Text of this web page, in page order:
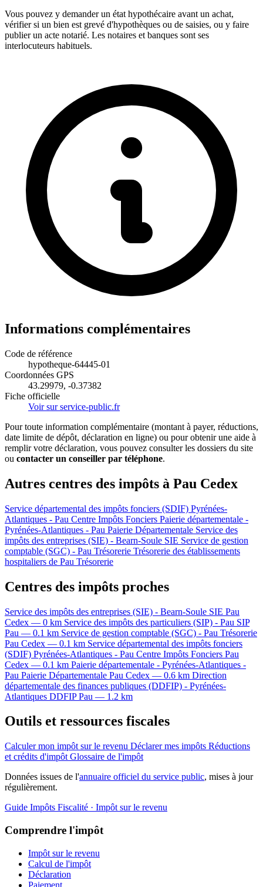
Vous pouvez y demander un état hypothécaire avant un achat,
vérifier si un bien est grevé d'hypothèques ou de saisies, ou y faire
publier un acte notarié. Les notaires et banques sont ses
interlocuteurs habituels.
Informations complémentaires
Code de référence
hypotheque-64445-01
Coordonnées GPS
43.29979, -0.37382
Fiche officielle
Voir sur service-public.fr
Pour toute information complémentaire (montant à payer, réductions,
date limite de dépôt, déclaration en ligne) ou pour obtenir une aide à
remplir votre déclaration, vous pouvez consulter les dossiers du site
ou contacter un conseiller par téléphone.
Autres centres des impôts à Pau Cedex
Service départemental des impôts fonciers (SDIF) Pyrénées-
Atlantiques - Pau Centre Impôts Fonciers Paierie départementale -
Pyrénées-Atlantiques - Pau Paierie Départementale Service des
impôts des entreprises (SIE) - Bearn-Soule SIE Service de gestion
comptable (SGC) - Pau Trésorerie Trésorerie des établissements
hospitaliers de Pau Trésorerie
Centres des impôts proches
Service des impôts des entreprises (SIE) - Bearn-Soule SIE Pau
Cedex — 0 km Service des impôts des particuliers (SIP) - Pau SIP
Pau — 0.1 km Service de gestion comptable (SGC) - Pau Trésorerie
Pau Cedex — 0.1 km Service départemental des impôts fonciers
(SDIF) Pyrénées-Atlantiques - Pau Centre Impôts Fonciers Pau
Cedex — 0.1 km Paierie départementale - Pyrénées-Atlantiques -
Pau Paierie Départementale Pau Cedex — 0.6 km Direction
départementale des finances publiques (DDFIP) - Pyrénées-
Atlantiques DDFIP Pau — 1.2 km
Outils et ressources fiscales
Calculer mon impôt sur le revenu Déclarer mes impôts Réductions
et crédits d'impôt Glossaire de l'impôt
Données issues de l'annuaire officiel du service public, mises à jour
régulièrement.
Guide Impôts Fiscalité · Impôt sur le revenu
Comprendre l'impôt
Impôt sur le revenu
Calcul de l'impôt
Déclaration
Paiement